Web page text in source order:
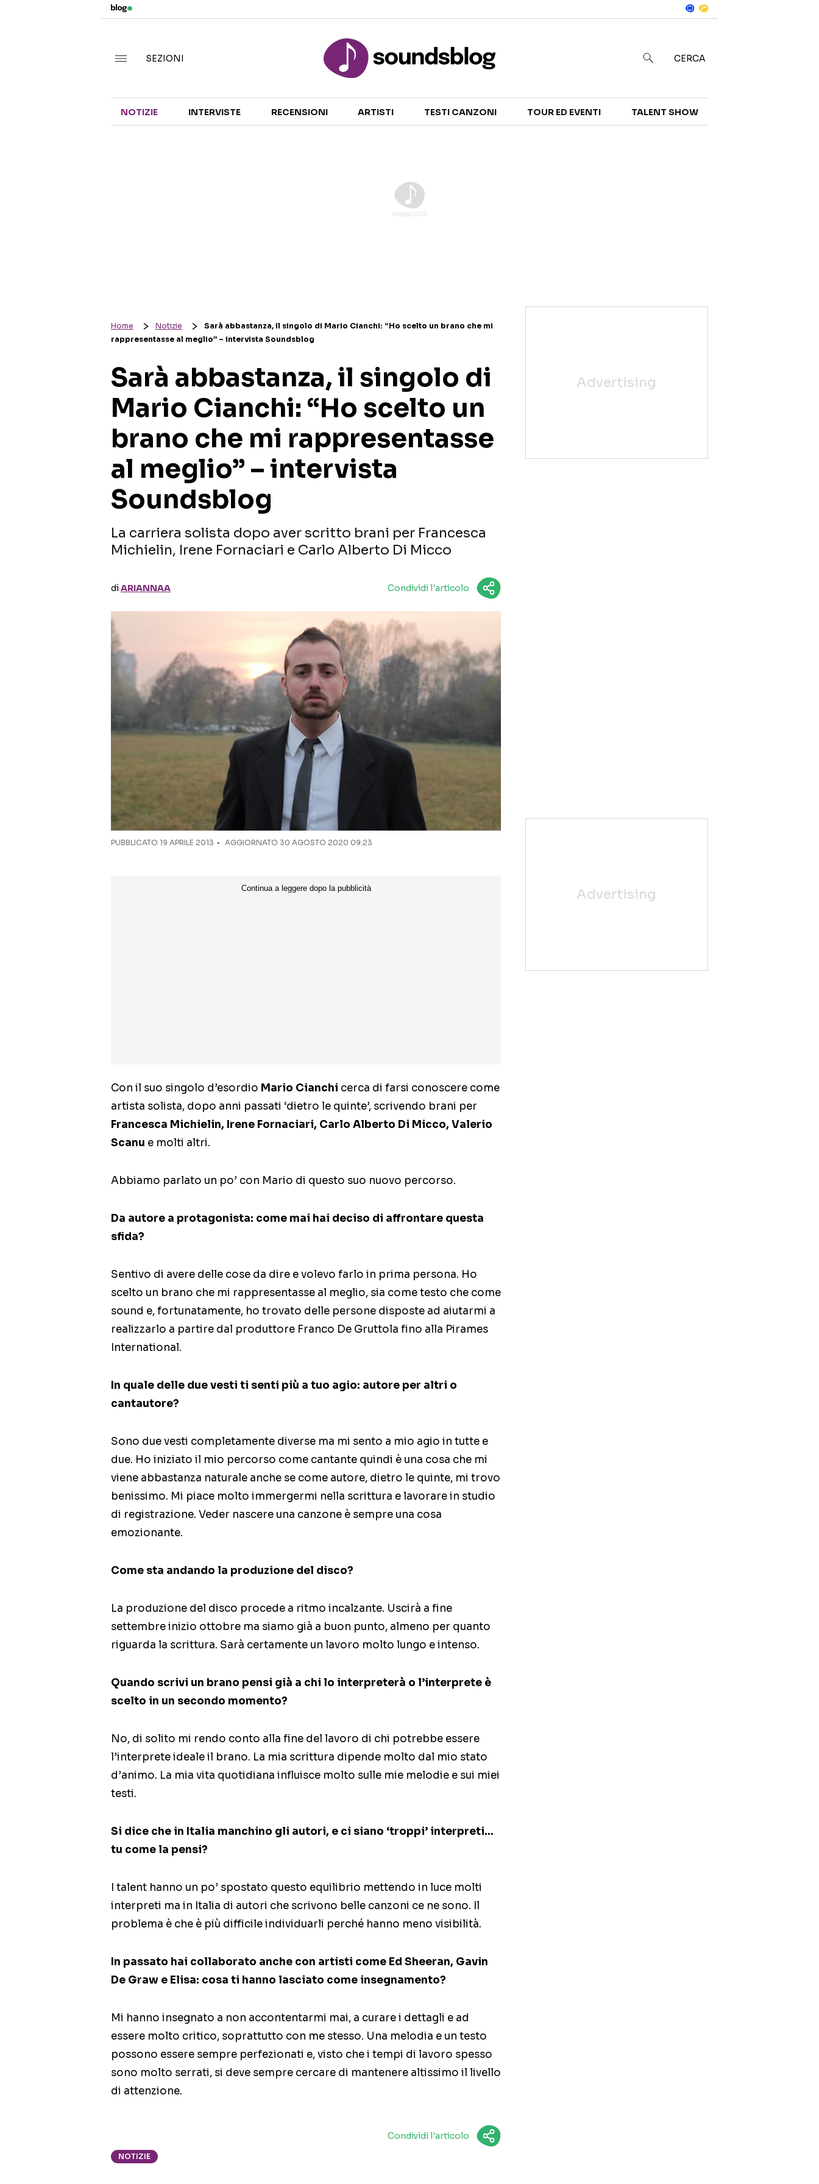
TALENT SHOW
SEZIONI CERCA
NOTIZIE INTERVISTE RECENSIONI ARTISTI TESTI CANZONI TOUR ED EVENTI TALENT SHOW
Home Notizie
Sarà abbastanza, il singolo di Mario Cianchi: “Ho scelto un brano che mi
rappresentasse al meglio” – intervista Soundsblog
Sarà abbastanza, il singolo di
Mario Cianchi: “Ho scelto un
brano che mi rappresentasse
al meglio” – intervista
Soundsblog
La carriera solista dopo aver scritto brani per Francesca
Michielin, Irene Fornaciari e Carlo Alberto Di Micco
diARIANNAA Condividi l'articolo
PUBBLICATO 19 APRILE 2013 AGGIORNATO 30 AGOSTO 2020 09:23
Con il suo singolo d’esordio Mario Cianchi cerca di farsi conoscere come
artista solista, dopo anni passati ‘dietro le quinte’, scrivendo brani per
Francesca Michielin, Irene Fornaciari, Carlo Alberto Di Micco, Valerio
Scanu e molti altri.
Abbiamo parlato un po’ con Mario di questo suo nuovo percorso.
Da autore a protagonista: come mai hai deciso di affrontare questa
sfida?
Sentivo di avere delle cose da dire e volevo farlo in prima persona. Ho
scelto un brano che mi rappresentasse al meglio, sia come testo che come
sound e, fortunatamente, ho trovato delle persone disposte ad aiutarmi a
realizzarlo a partire dal produttore Franco De Gruttola fino alla Pirames
International.
In quale delle due vesti ti senti più a tuo agio: autore per altri o
cantautore?
Sono due vesti completamente diverse ma mi sento a mio agio in tutte e
due. Ho iniziato il mio percorso come cantante quindi è una cosa che mi
viene abbastanza naturale anche se come autore, dietro le quinte, mi trovo
benissimo. Mi piace molto immergermi nella scrittura e lavorare in studio
di registrazione. Veder nascere una canzone è sempre una cosa
emozionante.
Come sta andando la produzione del disco?
La produzione del disco procede a ritmo incalzante. Uscirà a fine
settembre inizio ottobre ma siamo già a buon punto, almeno per quanto
riguarda la scrittura. Sarà certamente un lavoro molto lungo e intenso.
Quando scrivi un brano pensi già a chi lo interpreterà o l’interprete è
scelto in un secondo momento?
No, di solito mi rendo conto alla fine del lavoro di chi potrebbe essere
l’interprete ideale il brano. La mia scrittura dipende molto dal mio stato
d’animo. La mia vita quotidiana influisce molto sulle mie melodie e sui miei
testi.
Si dice che in Italia manchino gli autori, e ci siano ‘troppi’ interpreti…
tu come la pensi?
I talent hanno un po’ spostato questo equilibrio mettendo in luce molti
interpreti ma in Italia di autori che scrivono belle canzoni ce ne sono. Il
problema è che è più difficile individuarli perché hanno meno visibilità.
In passato hai collaborato anche con artisti come Ed Sheeran, Gavin
De Graw e Elisa: cosa ti hanno lasciato come insegnamento?
Mi hanno insegnato a non accontentarmi mai, a curare i dettagli e ad
essere molto critico, soprattutto con me stesso. Una melodia e un testo
possono essere sempre perfezionati e, visto che i tempi di lavoro spesso
sono molto serrati, si deve sempre cercare di mantenere altissimo il livello
di attenzione.
Condividi l'articolo
NOTIZIE